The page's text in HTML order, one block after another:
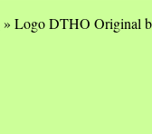
» Logo DTHO Original